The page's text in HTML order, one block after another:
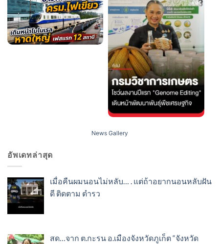
News Gallery
อัพเดทล่าสุด
เมื่อคืนผมนอนไม่หลับ… . แต่ถ้าอยากนอนหลับฝัน
ดี ติดตาม ตำรว
สด…จาก ต.กะรน อ.เมืองจังหวัดภูเก็ต “จังหวัด